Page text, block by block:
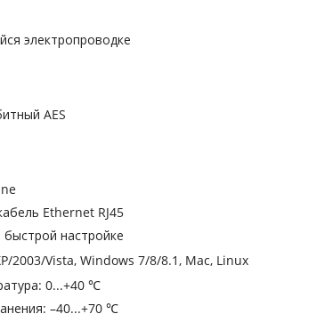
электропроводке
AES
Ethernet RJ45
настройке
2003/Vista, Windows 7/8/8.1, Mac, Linux
0...+40 ℃
–40...+70 ℃